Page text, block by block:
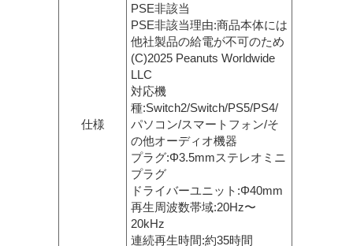
仕様
PSE非該当
PSE非該当理由:商品本体には
他社製品の給電が不可のため
(C)2025 Peanuts Worldwide
LLC
対応機
種:Switch2/Switch/PS5/PS4/
パソコン/スマートフォン/そ
の他オーディオ機器
プラグ:Φ3.5mmステレオミニ
プラグ
ドライバーユニット:Φ40mm
再生周波数帯域:20Hz〜
20kHz
連続再生時間:約35時間